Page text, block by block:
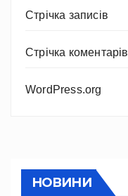
Стрічка записів
Стрічка коментарів
WordPress.org
НОВИНИ